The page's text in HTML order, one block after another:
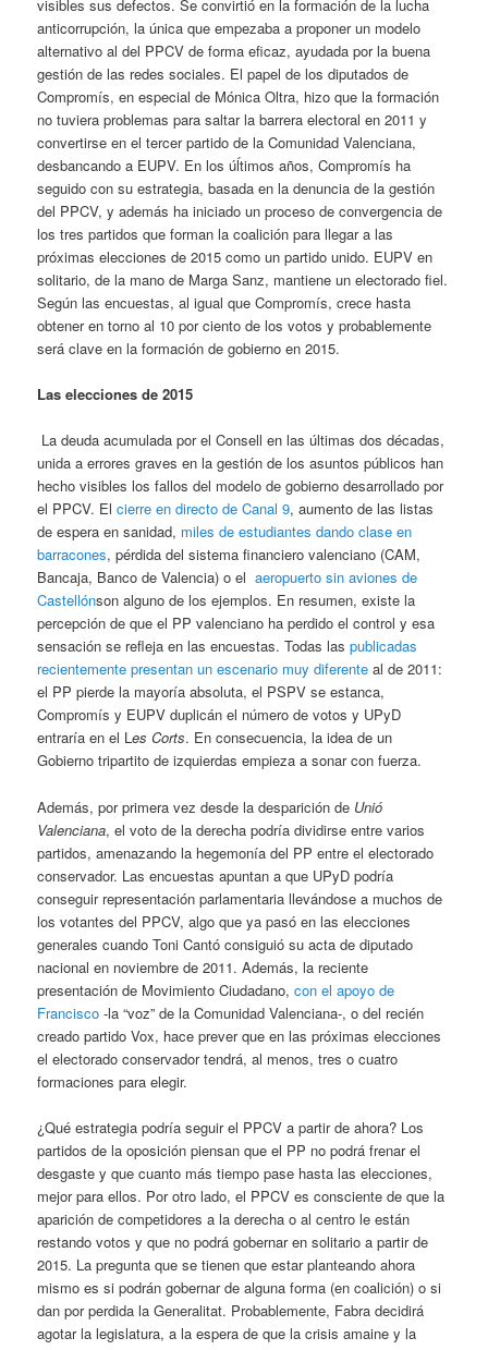
visibles sus defectos. Se convirtió en la formación de la lucha
anticorrupción, la única que empezaba a proponer un modelo
alternativo al del PPCV de forma eficaz, ayudada por la buena
gestión de las redes sociales. El papel de los diputados de
Compromís, en especial de Mónica Oltra, hizo que la formación
no tuviera problemas para saltar la barrera electoral en 2011 y
convertirse en el tercer partido de la Comunidad Valenciana,
desbancando a EUPV. En los úĺtimos años, Compromís ha
seguido con su estrategia, basada en la denuncia de la gestión
del PPCV, y además ha iniciado un proceso de convergencia de
los tres partidos que forman la coalición para llegar a las
próximas elecciones de 2015 como un partido unido. EUPV en
solitario, de la mano de Marga Sanz, mantiene un electorado fiel.
Según las encuestas, al igual que Compromís, crece hasta
obtener en torno al 10 por ciento de los votos y probablemente
será clave en la formación de gobierno en 2015.
Las elecciones de 2015
La deuda acumulada por el Consell en las últimas dos décadas,
unida a errores graves en la gestión de los asuntos públicos han
hecho visibles los fallos del modelo de gobierno desarrollado por
el PPCV. Elcierre en directo de Canal 9, aumento de las listas
de espera en sanidad, miles deestudiantes dando clase en
barracones, pérdida del sistema financiero valenciano (CAM,
Bancaja, Banco de Valencia) o elaeropuerto sin aviones de
Castellónson alguno de los ejemplos. En resumen, existe la
percepción de que el PP valenciano ha perdido el control y esa
sensación se refleja en las encuestas. Todas laspublicadas
recientemente presentan un escenario muy diferente al de 2011:
el PP pierde la mayoría absoluta, el PSPV se estanca,
Compromís y EUPV duplicán el número de votos y UPyD
entraría en el Les Corts. En consecuencia, la idea de un
Gobierno tripartito de izquierdas empieza a sonar con fuerza.
Además, por primera vez desde la desparición de Unió
Valenciana, el voto de la derecha podría dividirse entre varios
partidos, amenazando la hegemonía del PP entre el electorado
conservador. Las encuestas apuntan a que UPyD podría
conseguir representación parlamentaria llevándose a muchos de
los votantes del PPCV, algo que ya pasó en las elecciones
generales cuando Toni Cantó consiguió su acta de diputado
nacional en noviembre de 2011. Además, la reciente
presentación de Movimiento Ciudadano,con el apoyo de
Francisco -la “voz” de la Comunidad Valenciana-, o del recién
creado partido Vox, hace prever que en las próximas elecciones
el electorado conservador tendrá, al menos, tres o cuatro
formaciones para elegir.
¿Qué estrategia podría seguir el PPCV a partir de ahora? Los
partidos de la oposición piensan que el PP no podrá frenar el
desgaste y que cuanto más tiempo pase hasta las elecciones,
mejor para ellos. Por otro lado, el PPCV es consciente de que la
aparición de competidores a la derecha o al centro le están
restando votos y que no podrá gobernar en solitario a partir de
2015. La pregunta que se tienen que estar planteando ahora
mismo es si podrán gobernar de alguna forma (en coalición) o si
dan por perdida la Generalitat. Probablemente, Fabra decidirá
agotar la legislatura, a la espera de que la crisis amaine y la